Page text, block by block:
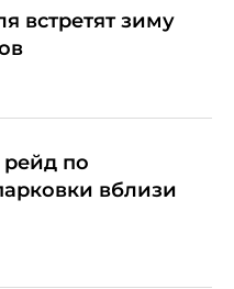
встретят зиму
по
вблизи